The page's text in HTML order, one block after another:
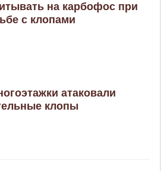
на карбофос при
с клопами
атаковали
клопы